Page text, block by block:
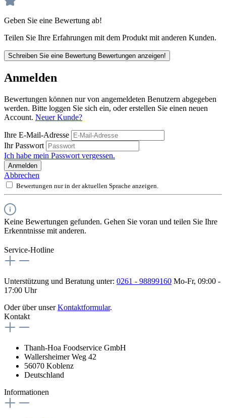
Geben Sie eine Bewertung ab!
Teilen Sie Ihre Erfahrungen mit dem Produkt mit anderen Kunden.
Schreiben Sie eine Bewertung Bewertungen anzeigen!
Anmelden
Bewertungen können nur von angemeldeten Benutzern abgegeben
werden. Bitte loggen Sie sich ein, oder erstellen Sie einen neuen
Account. Neuer Kunde?
Ihre E-Mail-Adresse
Ihr Passwort
Ich habe mein Passwort vergessen.
Anmelden
Abbrechen
Bewertungen nur in der aktuellen Sprache anzeigen.
Keine Bewertungen gefunden. Gehen Sie voran und teilen Sie Ihre
Erkenntnisse mit anderen.
Service-Hotline
Unterstützung und Beratung unter: 0261 - 98899160 Mo-Fr, 09:00 -
17:00 Uhr
Oder über unserKontaktformular.
Kontakt
Thanh-Hoa Foodservice GmbH
Wallersheimer Weg 42
56070 Koblenz
Deutschland
Informationen